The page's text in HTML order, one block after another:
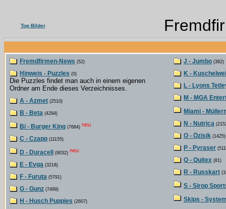
Top Bilder
Fremdfirmen-News (52)
Hinweis - Puzzles (0)
Die Puzzles findet man auch in einem eigenen
Ordner am Ende dieses Verzeichnisses.
A - Azmet (2510)
B - Beta (4294)
Bi - Burger King (7684) neu
C - Czapp (11155)
D - Duracell (9032) neu
E - Evga (3218)
F - Furuta (5791)
G - Gunz (7499)
H - Husch Puppies (2607)
J - Jumbo (382)
K -
L - Lyons
M - MGA
Miami -
N - Nutrica
O - Özisik (1425)
P - Pyraser
Q - Quitex (81)
R - Russkart
S - Sirop
Skips -